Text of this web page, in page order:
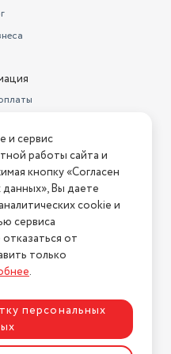
152 Me обладает
ручки задают
устройством.
– 2 года.
сохранение
продуктов!
ST
4.5 кг/сут
л
стекло
Напишите нам
У нас есть всё!
ASTDESIGN
и сервис
работы сайта и
кнопку «Согласен
Вы даете
cookie и
сервиса
от
только
.
персональных